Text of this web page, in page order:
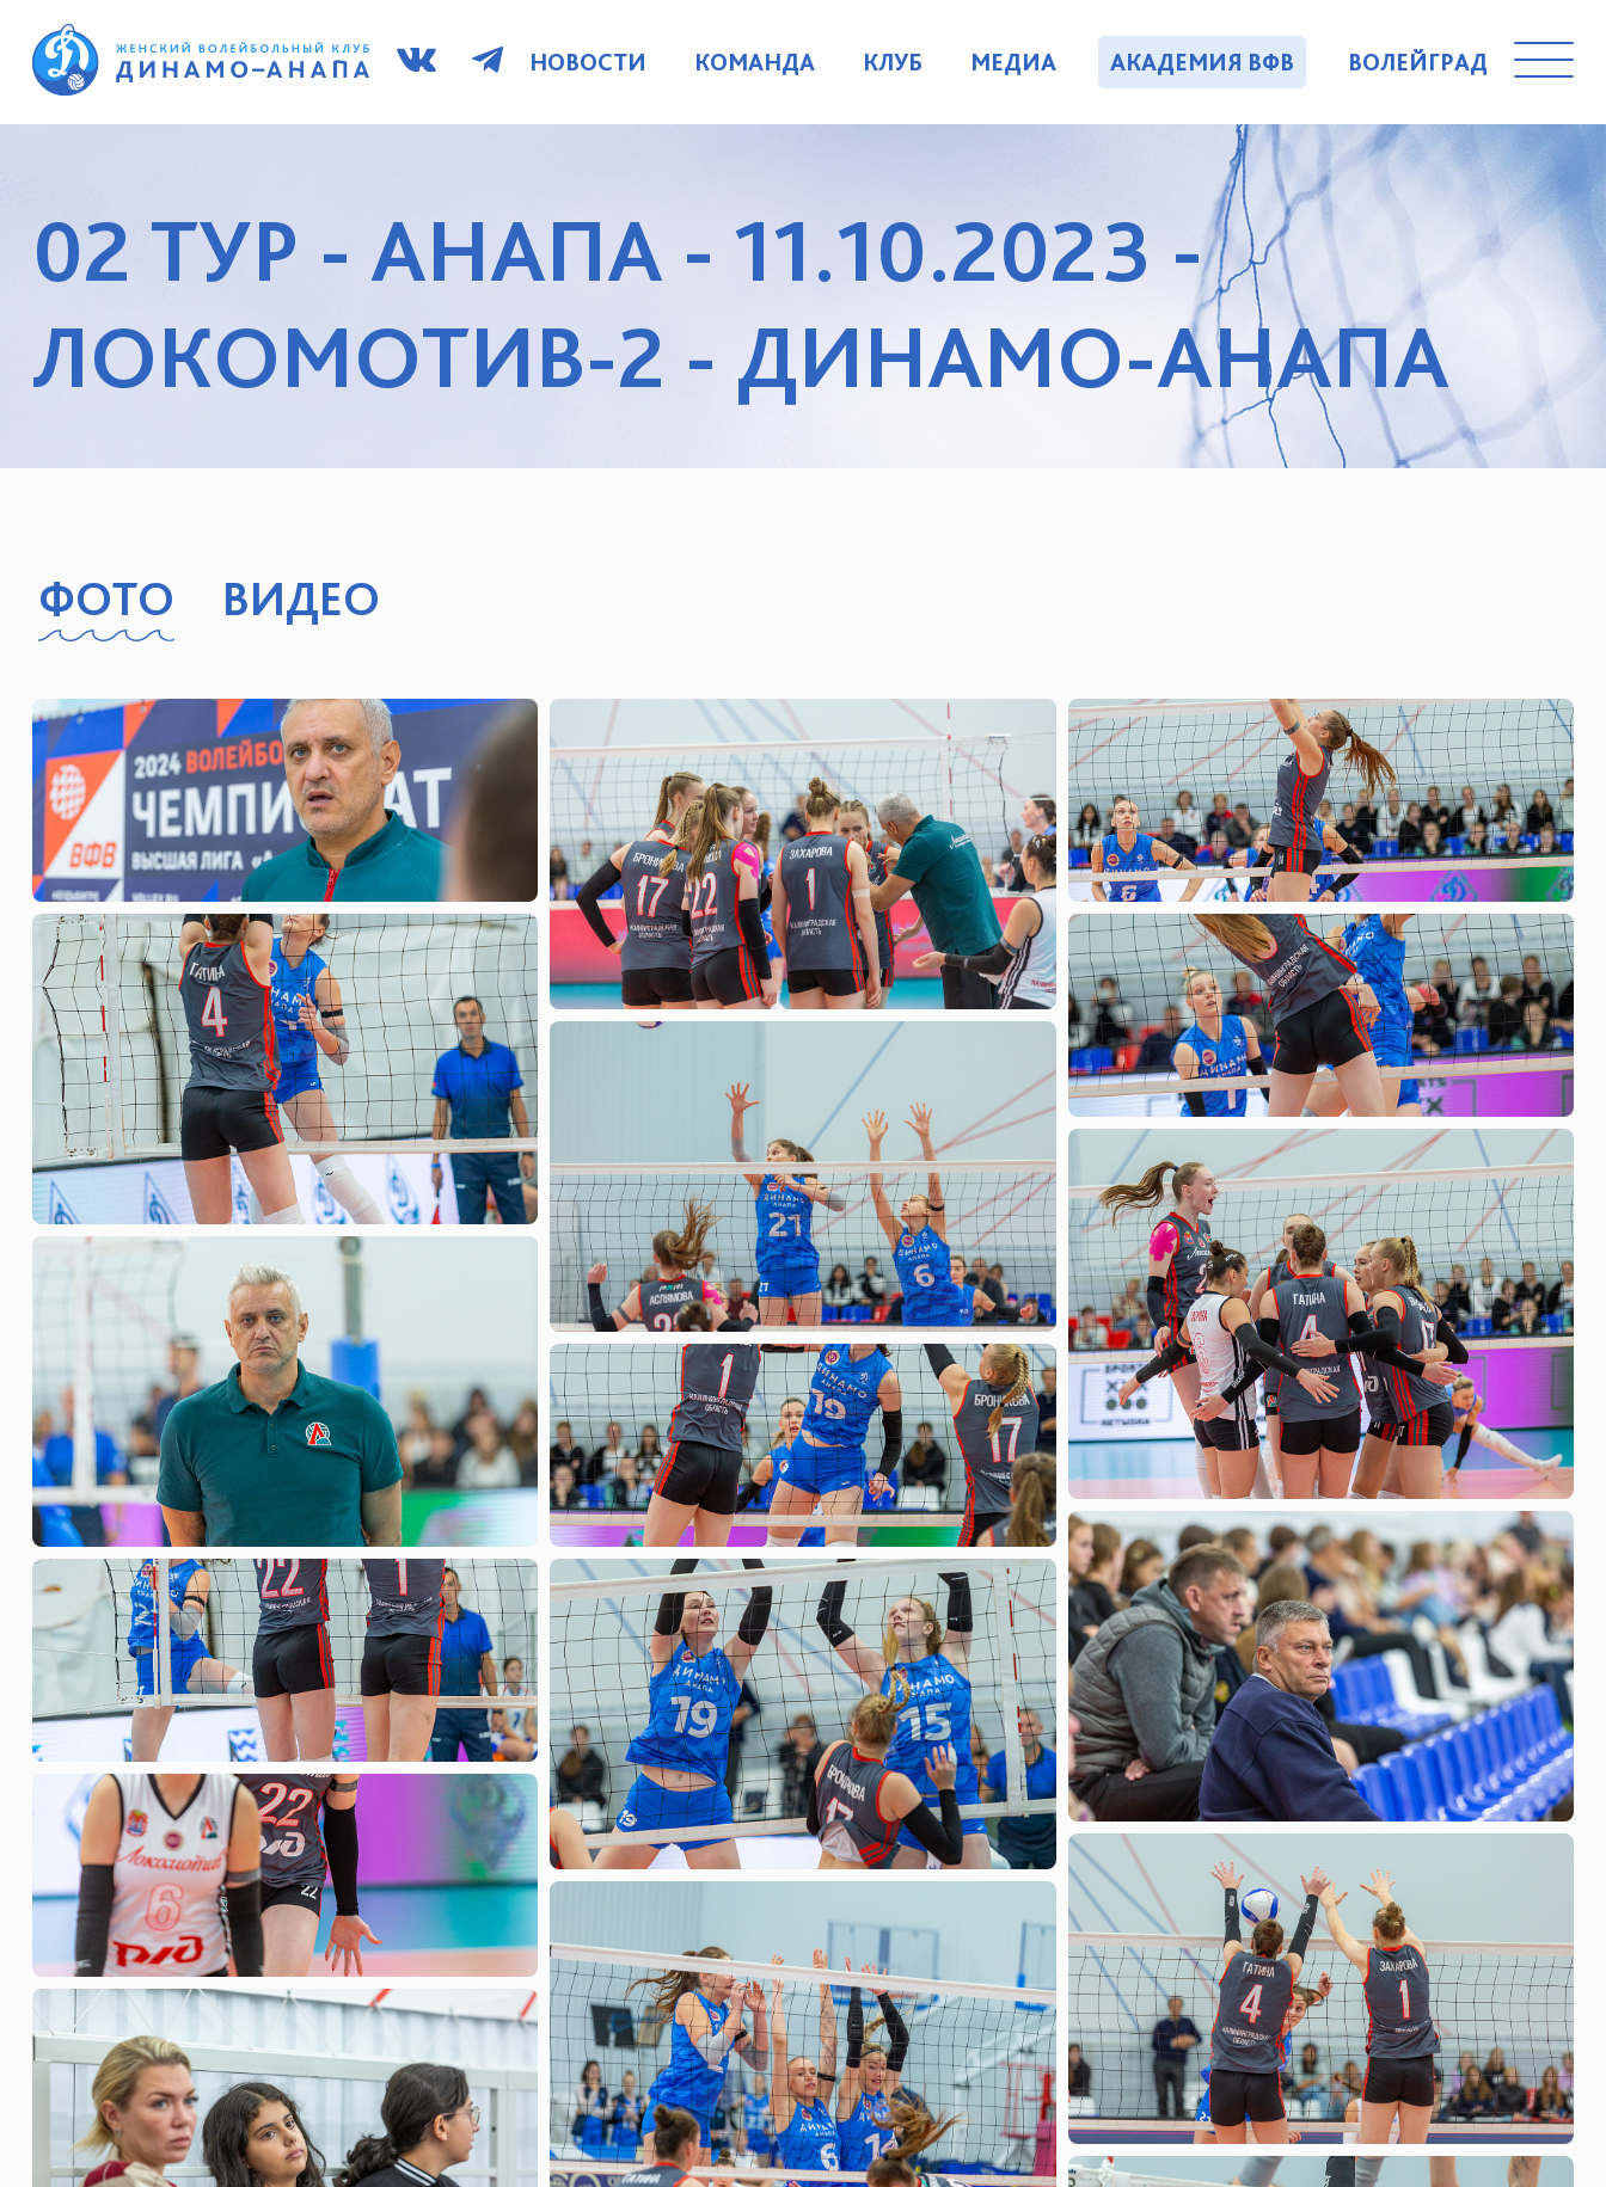
НОВОСТИ КОМАНДА КЛУБ МЕДИА АКАДЕМИЯ ВФВ ВОЛЕЙГРАД
02 ТУР - АНАПА - 11.10.2023 -
ЛОКОМОТИВ-2 - ДИНАМО-АНАПА
ФОТО ВИДЕО